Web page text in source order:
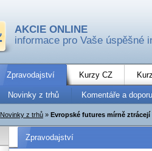
AKCIE ONLINE
informace pro Vaše úspěšné
Zpravodajství Kurzy CZ
Novinky z trhů Komentáře a
Novinky z trhů » Evropské futures mírně ztrácejí
Zpravodajství